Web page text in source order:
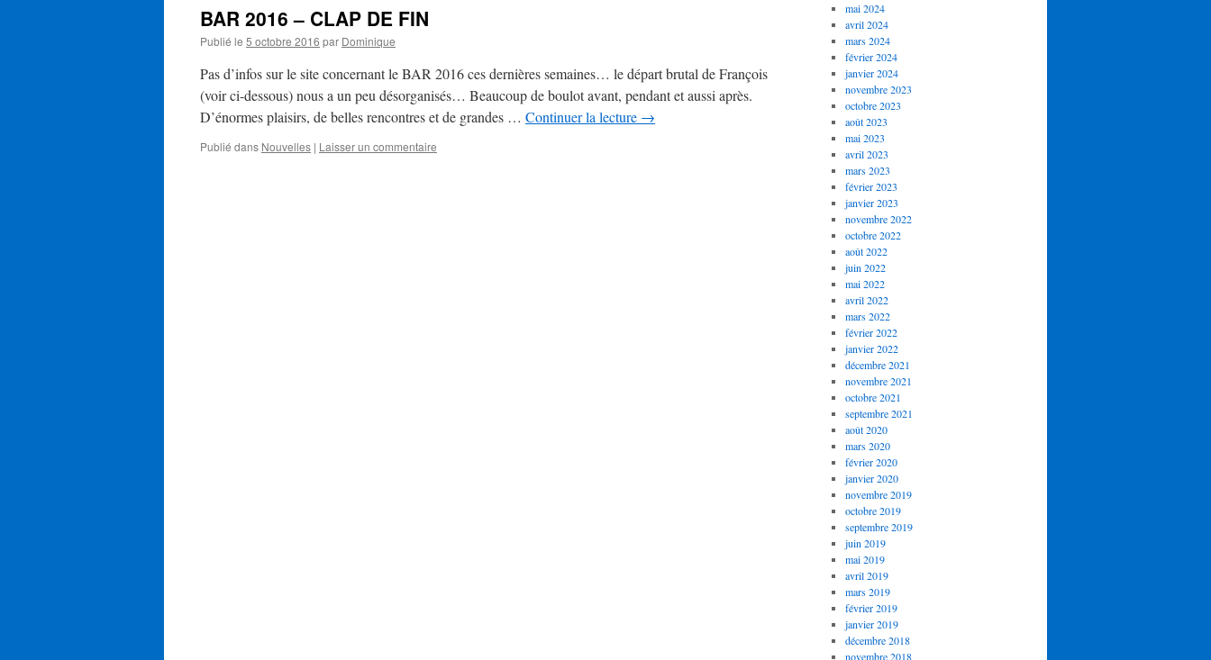
BAR 2016 – CLAP DE FIN
Publié le 5 octobre 2016 par Dominique
Pas d’infos sur le site concernant le BAR 2016 ces dernières semaines… le départ brutal de François
(voir ci-dessous) nous a un peu désorganisés… Beaucoup de boulot avant, pendant et aussi après.
D’énormes plaisirs, de belles rencontres et de grandes … Continuer la lecture →
Publié dans Nouvelles | Laisser un commentaire
mai 2024
avril 2024
mars 2024
février 2024
janvier 2024
novembre 2023
octobre 2023
août 2023
mai 2023
avril 2023
mars 2023
février 2023
janvier 2023
novembre 2022
octobre 2022
août 2022
juin 2022
mai 2022
avril 2022
mars 2022
février 2022
janvier 2022
décembre 2021
novembre 2021
octobre 2021
septembre 2021
août 2020
mars 2020
février 2020
janvier 2020
novembre 2019
octobre 2019
septembre 2019
juin 2019
mai 2019
avril 2019
mars 2019
février 2019
janvier 2019
décembre 2018
novembre 2018